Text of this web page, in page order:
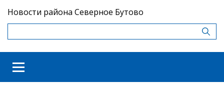
Новости района Северное Бутово